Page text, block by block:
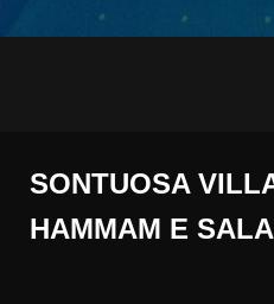
SONTUOSA
HAMMAM E